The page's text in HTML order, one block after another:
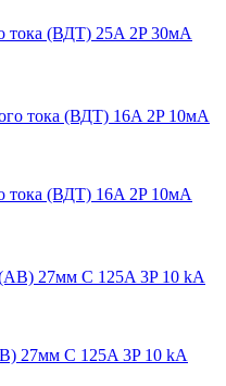
тока (ВДТ) 25A 2P 30мА
тока (ВДТ) 16A 2P 10мА
27мм C 125A 3P 10 kA